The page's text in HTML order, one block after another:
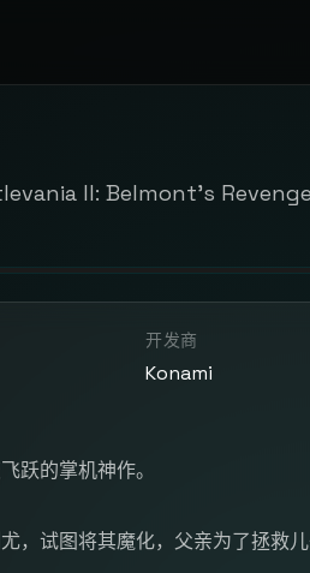
II: Belmont's Revenge
开发商
Konami
跃的掌机神作。
，试图将其魔化，父亲为了拯救儿